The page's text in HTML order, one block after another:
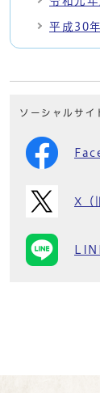
平成30
ソーシャルサイ
X（